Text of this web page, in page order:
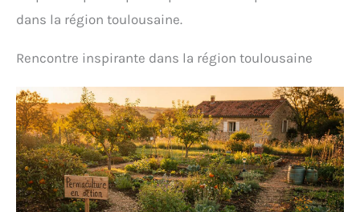
dans la région toulousaine.
Rencontre inspirante dans la région toulousaine